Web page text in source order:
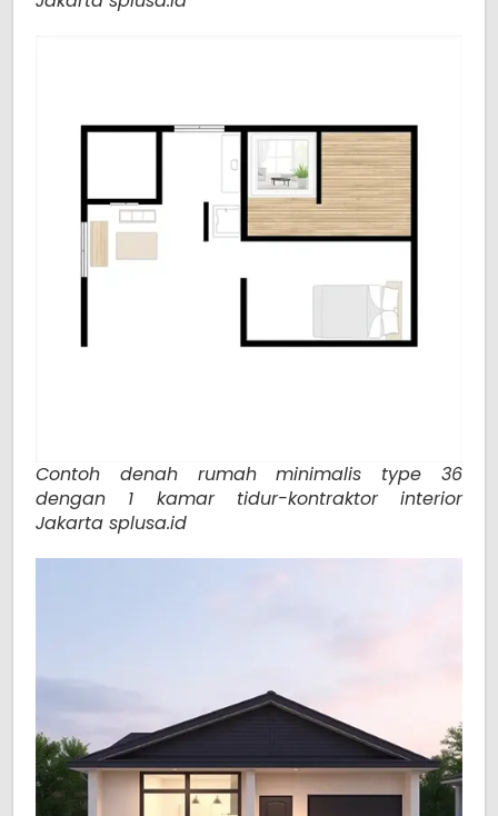
Contoh denah rumah minimalis type 36
dengan 1 kamar tidur-kontraktor interior
Jakarta splusa.id